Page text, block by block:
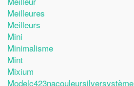
Meilleures
Meilleurs
Mini
Minimalisme
Mint
Mixium
Modelc423nacouleursilversystème